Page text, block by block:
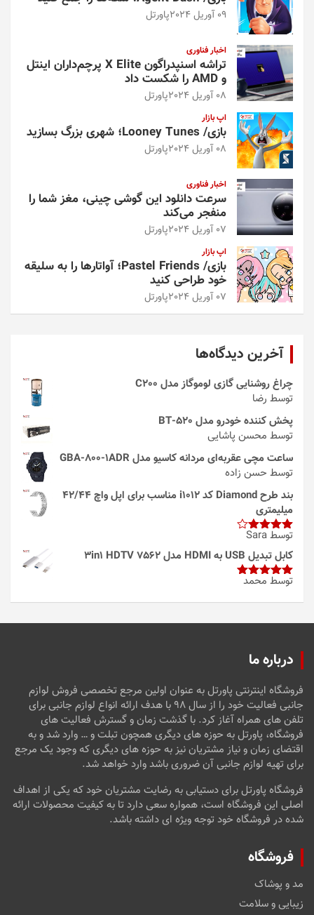
09 آوریل 2024 پاورتل
اخبار فناوری
تراشه اسنپدراگون X Elite پرچم‌داران اینتل
و AMD را شکست داد
08 آوریل 2024 پاورتل
اپ بازار
بازی/ Looney Tunes؛ شهری بزرگ بسازید
08 آوریل 2024 پاورتل
اخبار فناوری
سرعت دانلود این گوشی چینی، مغز شما را
منفجر می‌کند
07 آوریل 2024 پاورتل
اپ بازار
بازی/ Pastel Friends؛ آواتارها را به سلیقه
خود طراحی کنید
07 آوریل 2024 پاورتل
آخرین دیدگاه‌ها
چراغ روشنایی گازی لوموگاز مدل C200
توسط رضا
پخش کننده خودرو مدل 520-BT
توسط محسن پاشایی
ساعت مچی عقربه‌ای مردانه کاسیو مدل GBA-800-1ADR
توسط حسن زاده
بند طرح Diamond کد i1012 مناسب برای اپل واچ 42/44
میلیمتری
امتیاز4
از 5
توسط Sara
کابل تبدیل USB به HDMI مدل 3in1 HDTV 7562
امتیاز5از
توسط محمد
درباره ما
فروشگاه اینترنتی پاورتل به عنوان اولین مرجع تخصصی فروش لوازم
جانبی فعالیت خود را از سال ۹۸ با هدف ارائه انواع لوازم جانبی برای
تلفن های همراه آغاز کرد. با گذشت زمان و گسترش فعالیت های
فروشگاه، پاورتل به حوزه های دیگری همچون تبلت و … وارد شد و به
اقتضای زمان و نیاز مشتریان نیز به حوزه های دیگری که وجود یک مرجع
برای تهیه لوازم جانبی آن ضروری باشد وارد خواهد شد.
فروشگاه پاورتل برای دستیابی به رضایت مشتریان خود که یکی از اهداف
اصلی این فروشگاه است، همواره سعی دارد تا به کیفیت محصولات ارائه
شده در فروشگاه خود توجه ویژه ای داشته باشد.
فروشگاه
مد و پوشاک
زیبایی و سلامت